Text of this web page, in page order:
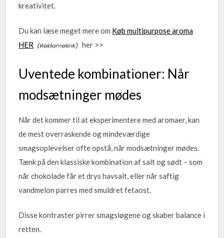
kreativitet.
Du kan læse meget mere om Køb multipurpose aroma
HER
her >>
Uventede kombinationer: Når
modsætninger mødes
Når det kommer til at eksperimentere med aromaer, kan
de mest overraskende og mindeværdige
smagsoplevelser ofte opstå, når modsætninger mødes.
Tænk på den klassiske kombination af salt og sødt – som
når chokolade får et drys havsalt, eller når saftig
vandmelon parres med smuldret fetaost.
Disse kontraster pirrer smagsløgene og skaber balance i
retten.